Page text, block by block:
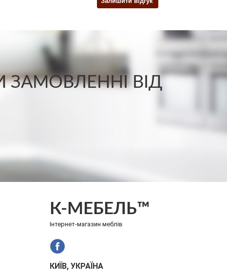
ВІД
К-МЕБЕЛЬ™
Інтернет-магазин меблів
КИЇВ, УКРАЇНА